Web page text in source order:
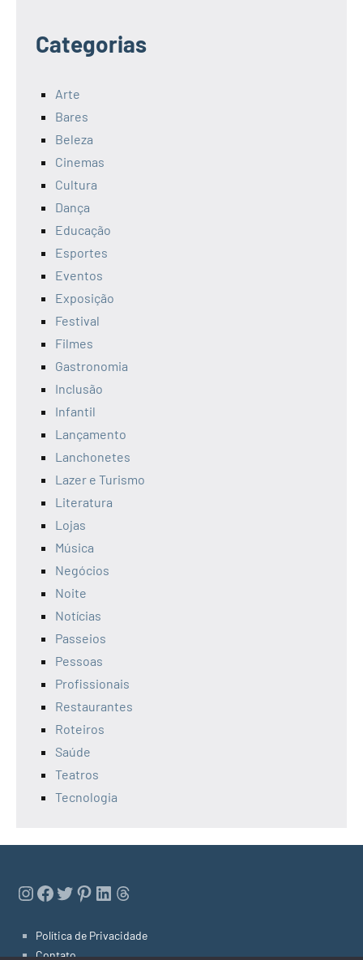
Categorias
Arte
Bares
Beleza
Cinemas
Cultura
Dança
Educação
Esportes
Eventos
Exposição
Festival
Filmes
Gastronomia
Inclusão
Infantil
Lançamento
Lanchonetes
Lazer e Turismo
Literatura
Lojas
Música
Negócios
Noite
Notícias
Passeios
Pessoas
Profissionais
Restaurantes
Roteiros
Saúde
Teatros
Tecnologia
Instagram
Facebook
Twitter
Pinterest
LinkedIn
Threads
Política de Privacidade
Contato